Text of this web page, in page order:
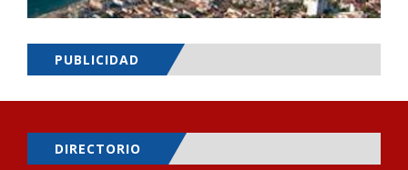
PUBLICIDAD
DIRECTORIO